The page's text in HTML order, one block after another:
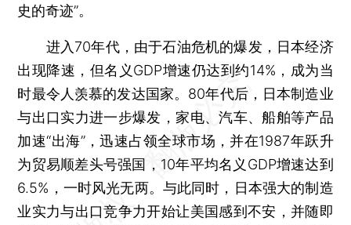
史的奇迹”。
进入70年代，由于石油危机的爆发，日本经济
出现降速，但名义GDP增速仍达到约14%，成为当
时最令人羡慕的发达国家。80年代后，日本制造业
与出口实力进一步爆发，家电、汽车、船舶等产品
加速“出海”，迅速占领全球市场，并在1987年跃升
为贸易顺差头号强国，10年平均名义GDP增速达到
6.5%，一时风光无两。与此同时，日本强大的制造
业实力与出口竞争力开始让美国感到不安，并随即